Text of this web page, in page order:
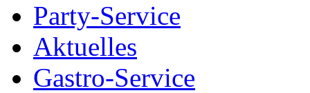
Party-Service
Aktuelles
Gastro-Service